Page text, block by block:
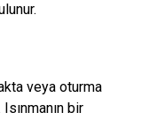
veya oturma
bir